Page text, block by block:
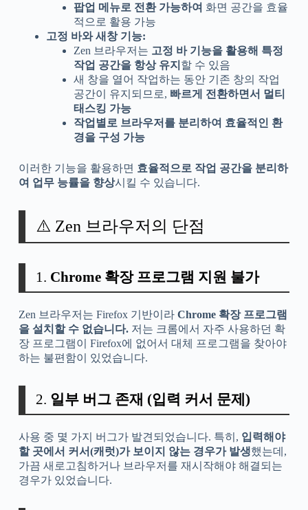
팝업 메뉴로 전환 가능하여 화면 공간을 효율
적으로 활용 가능
고정 바와 새창 기능:
Zen 브라우저는 고정 바 기능을 활용해 특정
작업 공간을 항상 유지 할 수 있음
새 창을 열어 작업하는 동안 기존 창의 작업
공간이 유지되므로, 빠르게 전환하면서 멀티
태스킹 가능
작업별로 브라우저를 분리하여 효율적인 환
경을 구성 가능
이러한 기능을 활용하면 효율적으로 작업 공간을 분리하
여 업무 능률을 향상시킬 수 있습니다.
⚠️ Zen 브라우저의 단점
1. Chrome 확장 프로그램 지원 불가
Zen 브라우저는 Firefox 기반이라 Chrome 확장 프로그램
을 설치할 수 없습니다.저는 크롬에서 자주 사용하던 확
장 프로그램이 Firefox에 없어서 대체 프로그램을 찾아야
하는 불편함이 있었습니다.
2. 일부 버그 존재 (입력 커서 문제)
사용 중 몇 가지 버그가 발견되었습니다. 특히, 입력해야
할 곳에서 커서(캐럿)가 보이지 않는 경우가 발생했는데,
가끔 새로고침하거나 브라우저를 재시작해야 해결되는
경우가 있었습니다.